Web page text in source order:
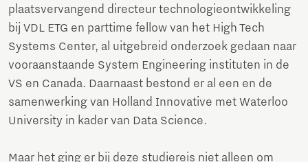
plaatsvervangend directeur technologieontwikkeling
bij VDL ETG en parttime fellow van het High Tech
Systems Center, al uitgebreid onderzoek gedaan naar
vooraanstaande System Engineering instituten in de
VS en Canada. Daarnaast bestond er al een en de
samenwerking van Holland Innovative met Waterloo
University in kader van Data Science.
Maar het ging er bij deze studiereis niet alleen om